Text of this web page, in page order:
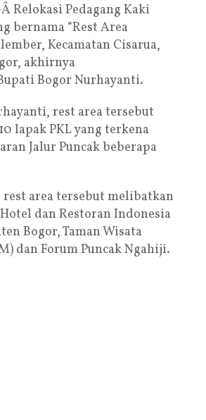
Relokasi Pedagang Kaki
bernama “Rest Area
Kecamatan Cisarua,
akhirnya
Bogor Nurhayanti.
rest area tersebut
lapak PKL yang terkena
Jalur Puncak beberapa
rest area tersebut melibatkan
dan Restoran Indonesia
Bogor, Taman Wisata
dan Forum Puncak Ngahiji.